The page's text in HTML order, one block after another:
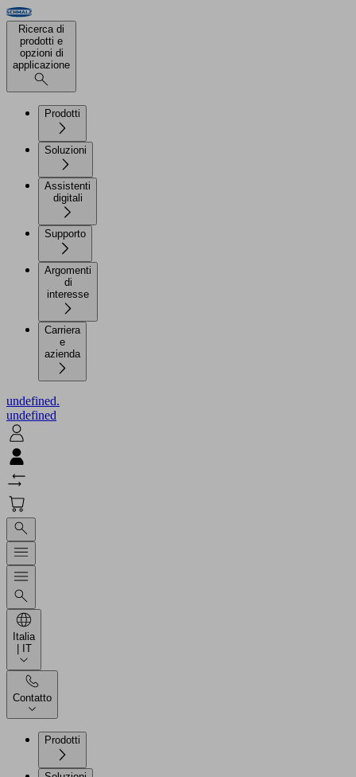
Ricerca di
prodotti e
opzioni di
applicazione
Prodotti
Soluzioni
Assistenti
Supporto
Argomenti
di
Carriera
e
azienda
undefined.
undefined
Italia
| IT
Contatto
Prodotti